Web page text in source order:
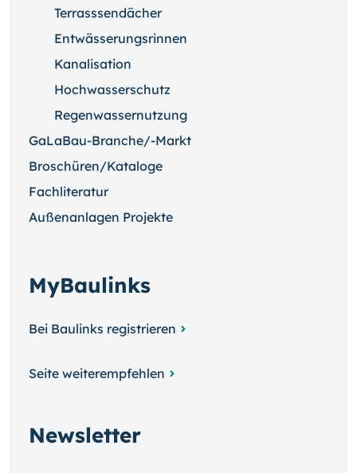
Terrasssendächer
Entwässerungsrinnen
Kanalisation
Hochwasserschutz
Regenwassernutzung
GaLaBau-Branche/-Markt
Broschüren/Kataloge
Fachliteratur
Außenanlagen Projekte
MyBaulinks
Bei Baulinks registrieren
Seite weiterempfehlen
Newsletter